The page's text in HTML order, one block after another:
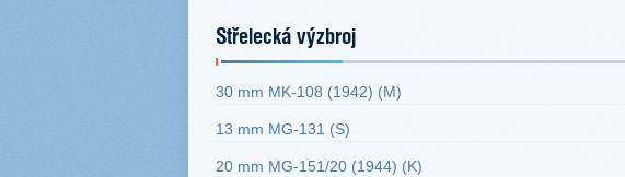
Střelecká výzbroj
30 mm MK-108 (1942) (М)
13 mm MG-131 (S)
20 mm MG-151/20 (1944) (K)